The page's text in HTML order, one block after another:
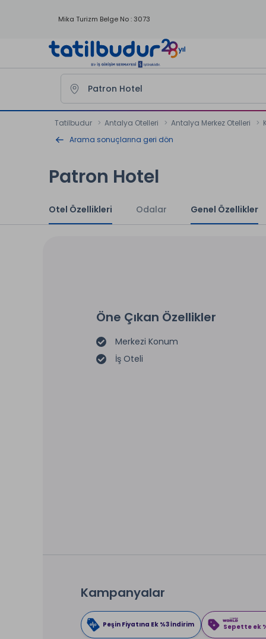
Mika Turizm Belge No : 3073
Tatilbudur Antalya Otelleri Antalya Merkez Otelleri
Arama sonuçlarına geri dön
Patron Hotel
Otel Özellikleri Odalar Genel Özellikler
Öne Çıkan Özellikler
Merkezi Konum
İş Oteli
Kampanyalar
Peşin Fiyatına Ek %3 İndirim Sepette ek